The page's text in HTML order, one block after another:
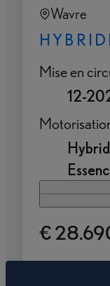
Wavre
Mise en
12-
€